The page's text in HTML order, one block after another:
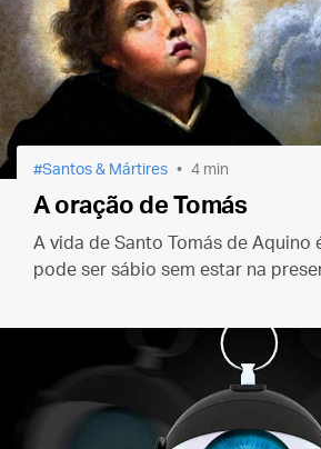
Santos & Mártires 4 min
A oração de Tomás
A vida de Santo Tomás de Aquino
pode ser sábio sem estar na